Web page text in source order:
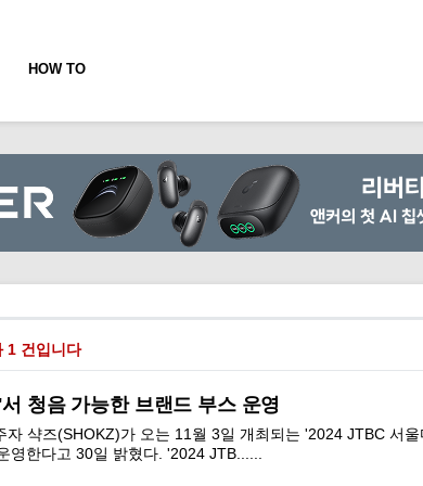
HOW TO
1 건입니다
청음 가능한 브랜드 부스 운영
자 샥즈(SHOKZ)가 오는 11월 3일 개최되는 '2024 JTBC 서울
한다고 30일 밝혔다. '2024 JTB......